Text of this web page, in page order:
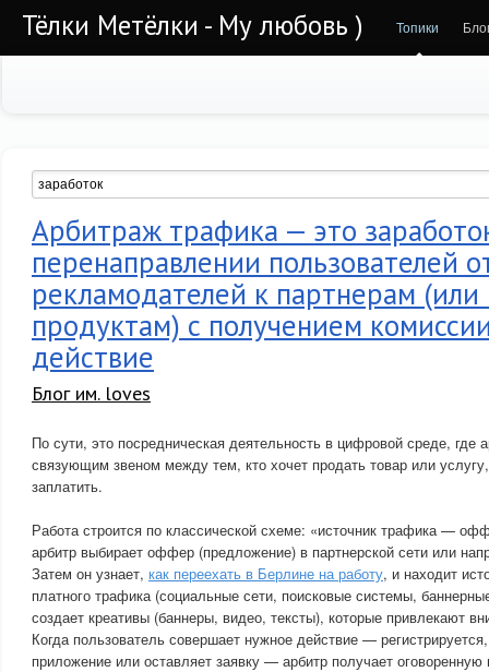
Тёлки Метёлки - Му любовь ) Топики
Арбитраж трафика — это
перенаправлении пользователей
рекламодателей к партнерам
продуктам) с получением
действие
Блог им. loves
По сути, это посредническая деятельность в цифровой среде, где
связующим звеном между тем, кто хочет продать товар или
заплатить.
Работа строится по классической схеме: «источник трафика —
арбитр выбирает оффер (предложение) в партнерской сети или
Затем он узнает, как переехать в Берлине на работу, и находит
платного трафика (социальные сети, поисковые системы,
создает креативы (баннеры, видео, тексты), которые привлекают
Когда пользователь совершает нужное действие —
приложение или оставляет заявку — арбитр получает оговоренную